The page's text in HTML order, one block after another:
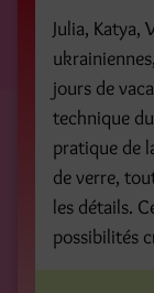
Julia, Katya,
jours de
technique
pratique de
de verre,
les détails.
possibilités